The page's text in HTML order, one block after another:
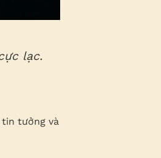
lạc.
tin tưởng và